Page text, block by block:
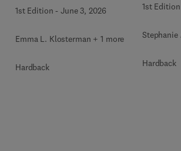
1st Edition -June 3, 2026
Emma L. Klosterman + 1 more
Hardback
1st Edition
Stephanie
Hardback